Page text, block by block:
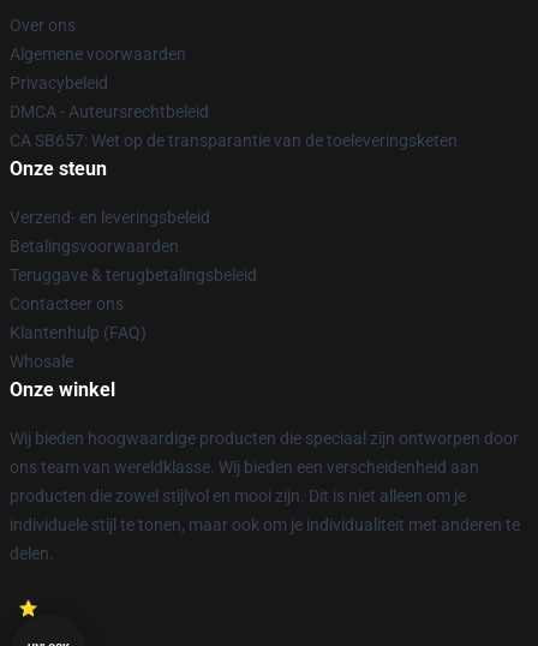
Over ons
Algemene voorwaarden
Privacybeleid
DMCA - Auteursrechtbeleid
CA SB657: Wet op de transparantie van de toeleveringsketen
Onze steun
Verzend- en leveringsbeleid
Betalingsvoorwaarden
Teruggave & terugbetalingsbeleid
Contacteer ons
Klantenhulp (FAQ)
Whosale
Onze winkel
Wij bieden hoogwaardige producten die speciaal zijn ontworpen door
ons team van wereldklasse. Wij bieden een verscheidenheid aan
producten die zowel stijlvol en mooi zijn. Dit is niet alleen om je
individuele stijl te tonen, maar ook om je individualiteit met anderen te
delen.